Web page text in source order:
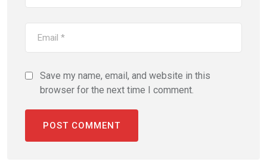
Save my name, email, and website in this
browser for the next time I comment.